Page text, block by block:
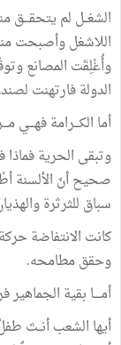
الشغــل لم
اللاشغل وأصبحت
وأُغْلِقَت المصانع
الدولة فارتهنت
أما الكـــرامة
وتبقى الحرية
صحيح أنّ الألسنة
سباق للثرثرة
كانت الانتفاضة
وحقق مطامحه.
أمــــا بقية الجماهير
أيها الشعب أنــتَ